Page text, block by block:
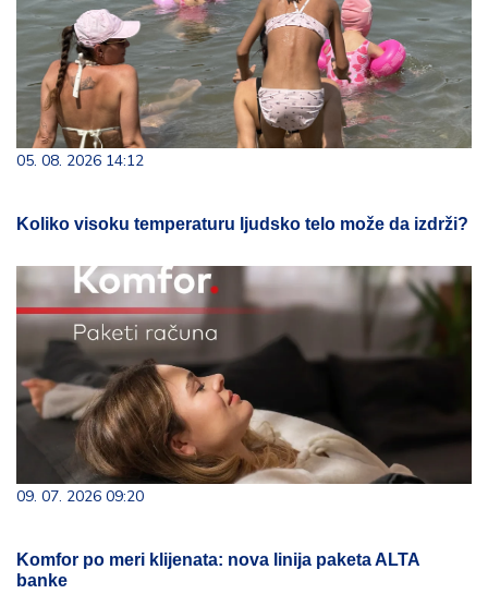
05. 08. 2026 14:12
Koliko visoku temperaturu ljudsko telo može da izdrži?
09. 07. 2026 09:20
Komfor po meri klijenata: nova linija paketa ALTA
banke